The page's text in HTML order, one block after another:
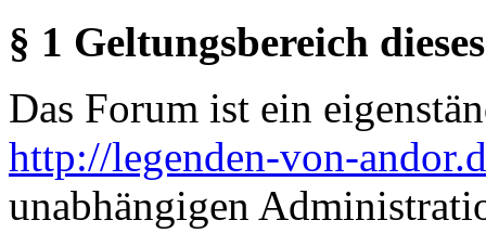
§ 1 Geltungsbereich
Das Forum ist ein
http://legenden-von-
unabhängigen